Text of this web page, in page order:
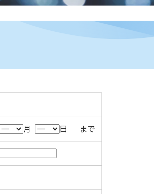
月 日 まで